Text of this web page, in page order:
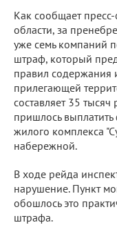
Как сообщает
области, за
уже семь компаний
штраф, который
правил содержания
прилегающей
составляет 35
пришлось выплатить
жилого комплекса
набережной.
В ходе рейда
нарушение. Пункт
обошлось это
штрафа.